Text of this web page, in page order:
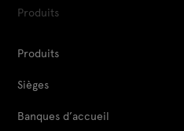
Produits
Produits
Sièges
Banques d’accueil